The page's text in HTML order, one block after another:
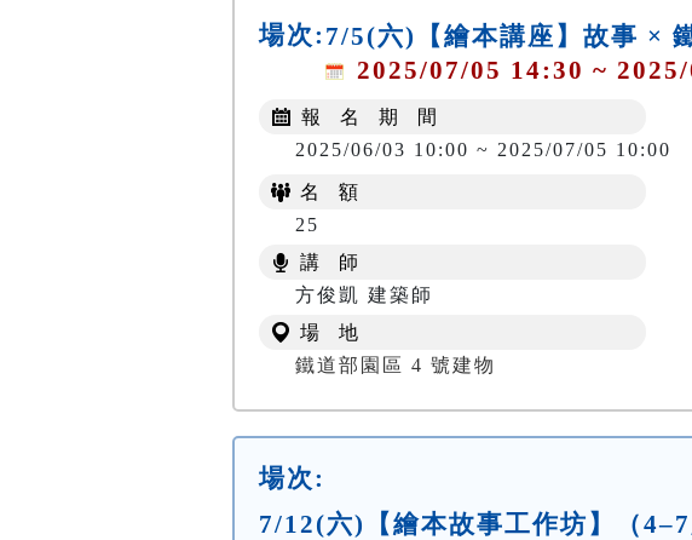
場次: 7/5(六)【繪本講座】故事 ×
2025/07/05 14:30 ~
報 名 期 間
2025/06/03 10:00 ~ 2025/07/05 10:00
名 額
25
講 師
方俊凱 建築師
場 地
鐵道部園區 4 號建物
場次:
7/12(六)【繪本故事工作坊】（